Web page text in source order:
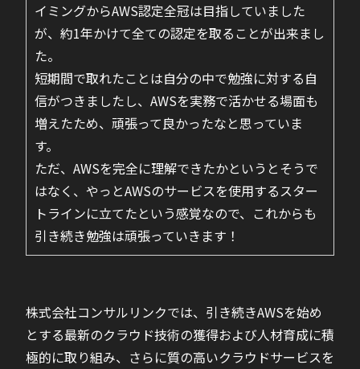
イミングからAWS認定全冠は目指していました
が、約1年かけて全ての認定を取ることが出来まし
た。
短期間で取れたことは自分の中で勉強に対する自
信がつきましたし、AWSを実務で活かせる場面も
増えたため、頑張って良かったなと思っていま
す。
ただ、AWSを完全に理解できたかというとそうで
はなく、やっとAWSのサービスを使用するスター
トラインに立てたという感覚なので、これからも
引き続き勉強は頑張っていきます！
株式会社コンサルリンクでは、引き続きAWSを始め
とする最新のクラウド技術の獲得および人材育成に積
極的に取り組み、さらに質の高いクラウドサービスを